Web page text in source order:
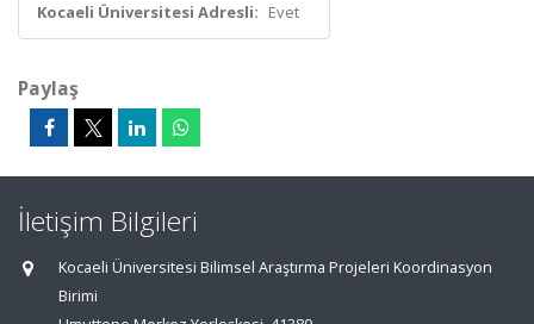
Kocaeli Üniversitesi Adresli: Evet
Paylaş
İletişim Bilgileri
Kocaeli Üniversitesi Bilimsel Araştırma Projeleri Koordinasyon
Birimi